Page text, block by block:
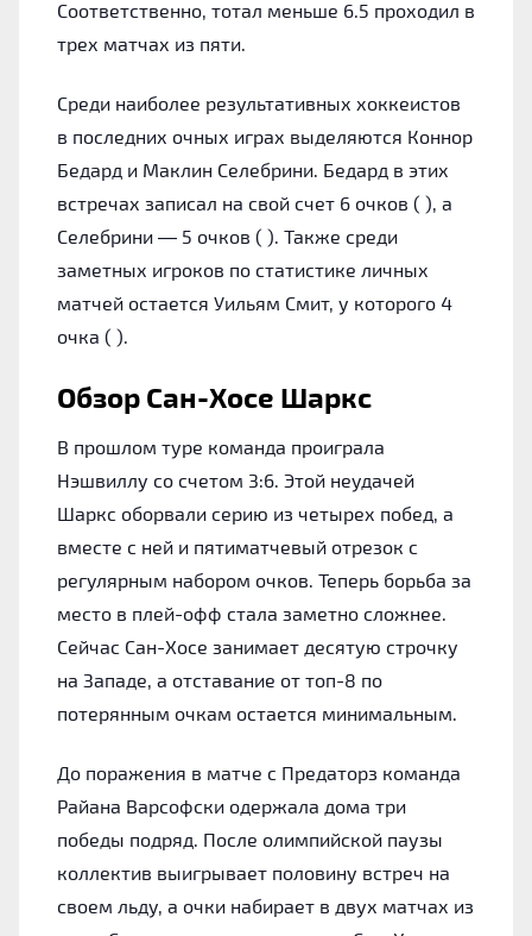
Соответственно, тотал меньше 6.5 проходил в
трех матчах из пяти.
Среди наиболее результативных хоккеистов
в последних очных играх выделяются Коннор
Бедард и Маклин Селебрини. Бедард в этих
встречах записал на свой счет 6 очков ( ), а
Селебрини — 5 очков ( ). Также среди
заметных игроков по статистике личных
матчей остается Уильям Смит, у которого 4
очка ( ).
Обзор Сан-Хосе Шаркс
В прошлом туре команда проиграла
Нэшвиллу со счетом 3:6. Этой неудачей
Шаркс оборвали серию из четырех побед, а
вместе с ней и пятиматчевый отрезок с
регулярным набором очков. Теперь борьба за
место в плей-офф стала заметно сложнее.
Сейчас Сан-Хосе занимает десятую строчку
на Западе, а отставание от топ-8 по
потерянным очкам остается минимальным.
До поражения в матче с Предаторз команда
Райана Варсофски одержала дома три
победы подряд. После олимпийской паузы
коллектив выигрывает половину встреч на
своем льду, а очки набирает в двух матчах из